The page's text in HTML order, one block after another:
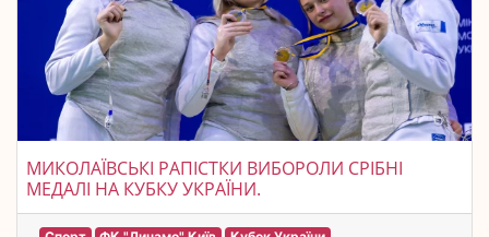
МИКОЛАЇВСЬКІ РАПІСТКИ ВИБОРОЛИ СРІБНІ
МЕДАЛІ НА КУБКУ УКРАЇНИ.